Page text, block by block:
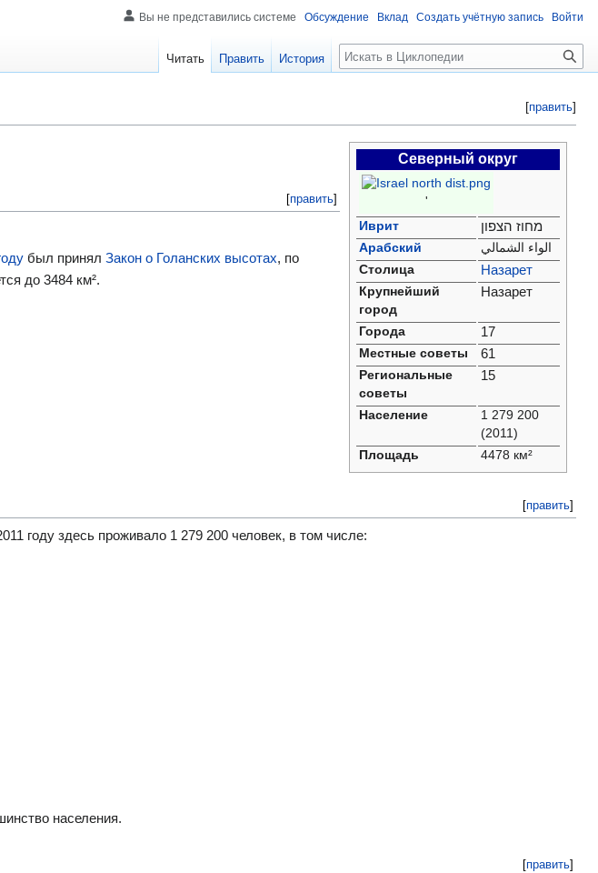
[править]
Северный округ
'
Иврит
מחוז הצפון
Арабский
الواء الشمالي
Столица
Назарет
Крупнейший
город
Назарет
Города 17
Местные советы 61
Региональные
советы
15
Население
1 279 200
(2011)
Площадь
4478 км²
[править]
был принял Закон о Голанских высотах, по
до 3484 км².
[править]
году здесь проживало 1 279 200 человек, в том числе:
населения.
[править]
Вы не представились системе Обсуждение Вклад Создать учётную запись Войти
Читать Править История Поиск